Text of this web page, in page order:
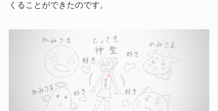
くることができたのです。